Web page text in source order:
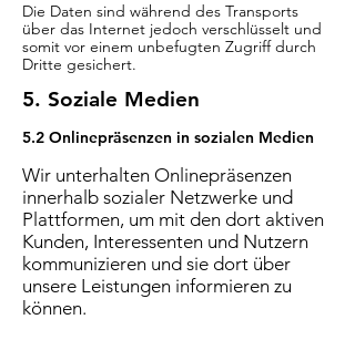
Die Daten sind während des Transports
über das Internet jedoch verschlüsselt und
somit vor einem unbefugten Zugriff durch
Dritte gesichert.
5. Soziale Medien
5.2 Onlinepräsenzen in sozialen Medien
Wir unterhalten Onlinepräsenzen
innerhalb sozialer Netzwerke und
Plattformen, um mit den dort aktiven
Kunden, Interessenten und Nutzern
kommunizieren und sie dort über
unsere Leistungen informieren zu
können.